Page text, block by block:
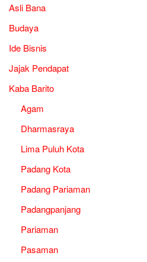
Asli Bana
Budaya
Ide Bisnis
Jajak Pendapat
Kaba Barito
Agam
Dharmasraya
Lima Puluh Kota
Padang Kota
Padang Pariaman
Padangpanjang
Pariaman
Pasaman